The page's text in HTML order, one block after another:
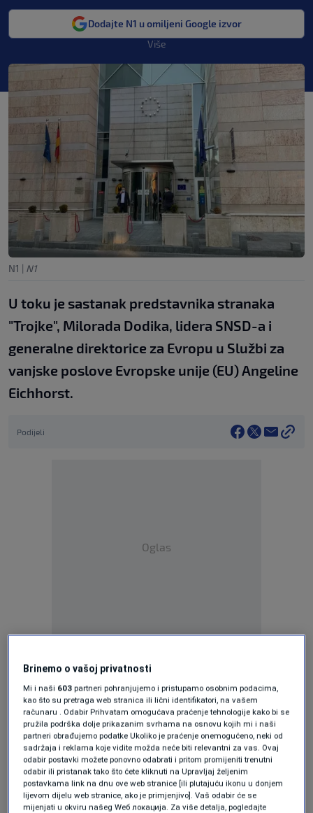
Dodajte N1 u omiljeni Google izvor
Više
N1 | N1
U toku je sastanak predstavnika stranaka
"Trojke", Milorada Dodika, lidera SNSD-a i
generalne direktorice za Evropu u Službi za
vanjske poslove Evropske unije (EU) Angeline
Eichhorst.
Podijeli
Oglas
predstavnik upotrijebio bonske ovlasti i stavio
van snage zakone koje je donijela Narodna
skupština RS koji se odnose na Ustavni sud BiH
i visokog predstavnika na teritoriji RS.
Potom su i pored odluke visokog predstavnika
ti zakoni iz NSRS objavljeni u službenom
glasniku ovog entiteta.
Brinemo o vašoj privatnosti
Mi i naši 603 partneri pohranjujemo i pristupamo osobnim podacima,
kao što su pretraga web stranica ili lični identifikatori, na vašem
računaru . Odabir Prihvatam omogućava praćenje tehnologije kako bi se
pružila podrška dolje prikazanim svrhama na osnovu kojih mi i naši
partneri obrađujemo podatke Ukoliko je praćenje onemogućeno, neki od
sadržaja i reklama koje vidite možda neće biti relevantni za vas. Ovaj
odabir postavki možete ponovno odabrati i pritom promijeniti trenutni
odabir ili pristanak tako što ćete kliknuti na Upravljaj željenim
postavkama link na dnu ove web stranice [ili plutajuću ikonu u donjem
lijevom dijelu web stranice, ako je primjenjivo]. Vaš odabir će se
mijenjati u okviru našeg Wеб локација. Za više detalja, pogledajte